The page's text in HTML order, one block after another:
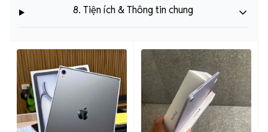
8. Tiện ích & Thông tin chung